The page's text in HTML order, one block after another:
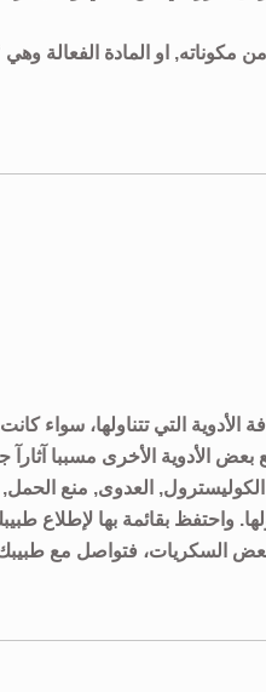
مكوناته, او المادة الفعالة
الأدوية التي تتناولها، سواء
الأدوية الأخرى مسببا آثارآ
الكوليسترول, العدوى, منع
واحتفظ بقائمة بها لإطلاع
السكريات، فتواصل مع طبيبك